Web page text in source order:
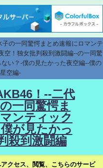
の一同驚愕まとめ速報にロマンテ
空！独女批判殺到激闘編--の一同驚
い？-僕の見たかった夜空編--僕の
空編-
！--二代
一同驚愕ま
ンティック
が見たかっ
殺到激闘編
クセス、閲覧、こちらのサービ